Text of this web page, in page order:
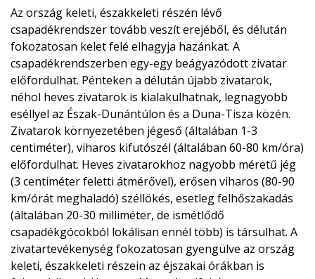
Az ország keleti, északkeleti részén lévő
csapadékrendszer tovább veszít erejéből, és délután
fokozatosan kelet felé elhagyja hazánkat. A
csapadékrendszerben egy-egy beágyazódott zivatar
előfordulhat. Pénteken a délután újabb zivatarok,
néhol heves zivatarok is kialakulhatnak, legnagyobb
eséllyel az Észak-Dunántúlon és a Duna-Tisza közén.
Zivatarok környezetében jégeső (általában 1-3
centiméter), viharos kifutószél (általában 60-80 km/óra)
előfordulhat. Heves zivatarokhoz nagyobb méretű jég
(3 centiméter feletti átmérővel), erősen viharos (80-90
km/órát meghaladó) széllökés, esetleg felhőszakadás
(általában 20-30 milliméter, de ismétlődő
csapadékgócokból lokálisan ennél több) is társulhat. A
zivatartevékenység fokozatosan gyengülve az ország
keleti, északkeleti részein az éjszakai órákban is